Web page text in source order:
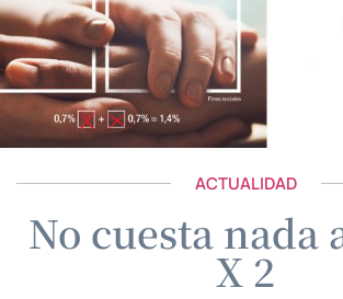
ACTUALIDAD
No cuesta nada
X 2